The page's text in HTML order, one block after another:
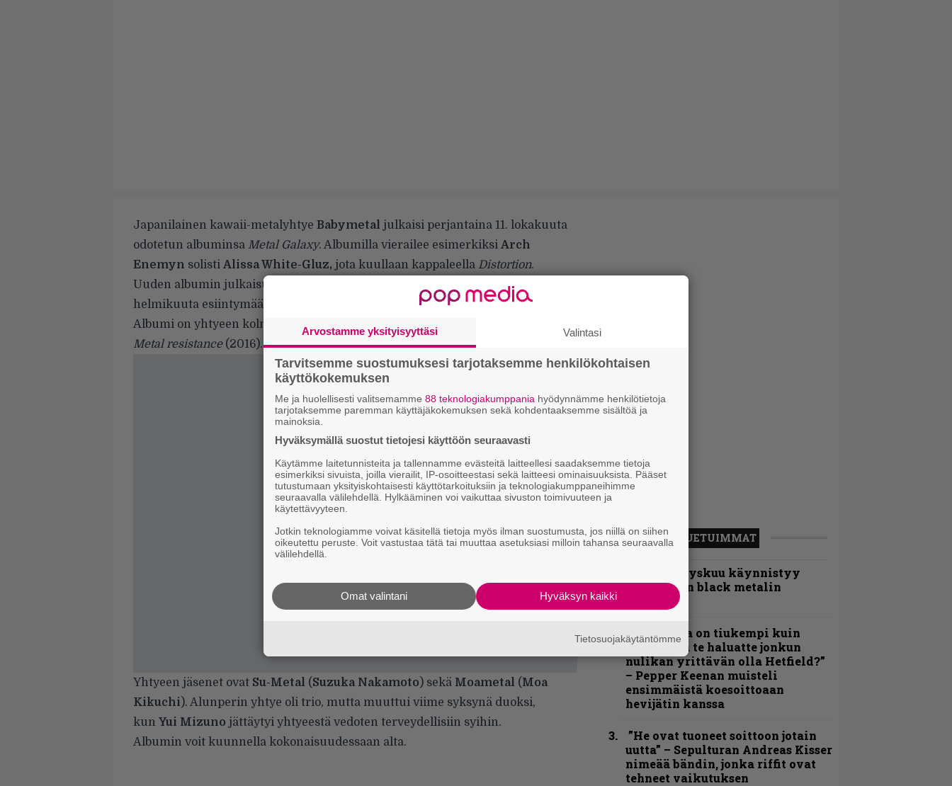
Japanilainen kawaii-metalyhtye Babymetal julkaisi perjantaina 11. lokakuuta
odotetun albuminsa Metal Galaxy. Albumilla vierailee esimerkiksi Arch
Enemyn solisti Alissa White-Gluz, jota kuullaan kappaleella Distortion.
Uuden albumin julkaisun jälkeen yhtye lähtee kiertueelle ja saapuu 26.
helmikuuta esiintymään myös Suomeen
Helsingin Kulttuuritalolle.
Albumi on yhtyeen kolmas. Sen aiemmat albumit ovatBabymetal
Metal resistance(2016).
Yhtyeen jäsenet ovat Su-Metal (Suzuka Nakamoto) sekä Moametal (Moa
Kikuchi). Alunperin yhtye oli trio, mutta muuttui viime syksynä duoksi,
kun Yui Mizuno jättäytyi yhtyeestä vedoten terveydellisiin syihin.
Albumin voit kuunnella kokonaisuudessaan alta.
LUETUIMMAT
Espoon syyskuu käynnistyy
kotimaisen black metalin
merkeissä
”Metallica on tiukempi kuin
koskaan ja te haluatte jonkun
nulikan yrittävän olla Hetfield?”
– Pepper Keenan muisteli
ensimmäistä koesoittoaan
hevijätin kanssa
”He ovat tuoneet soittoon jotain
uutta” – Sepulturan Andreas Kisser
nimeää bändin, jonka riffit ovat
tehneet vaikutuksen
Arvostamme yksityisyyttäsi Valintasi
Tarvitsemme suostumuksesi tarjotaksemme henkilökohtaisen
käyttökokemuksen
Me ja huolellisesti valitsemamme 88 teknologiakumppania hyödynnämme henkilötietoja
tarjotaksemme paremman käyttäjäkokemuksen sekä kohdentaaksemme sisältöä ja
mainoksia.
Hyväksymällä suostut tietojesi käyttöön seuraavasti
Käytämme laitetunnisteita ja tallennamme evästeitä laitteellesi saadaksemme tietoja
esimerkiksi sivuista, joilla vierailit, IP-osoitteestasi sekä laitteesi ominaisuuksista. Pääset
tutustumaan yksityiskohtaisesti käyttötarkoituksiin ja teknologiakumppaneihimme
seuraavalla välilehdellä. Hylkääminen voi vaikuttaa sivuston toimivuuteen ja
käytettävyyteen.
Jotkin teknologiamme voivat käsitellä tietoja myös ilman suostumusta, jos niillä on siihen
oikeutettu peruste. Voit vastustaa tätä tai muuttaa asetuksiasi milloin tahansa seuraavalla
välilehdellä.
Hyväksyn kaikki
Omat valintani
Tietosuojakäytäntömme